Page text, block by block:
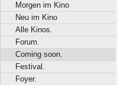
Morgen im Kino
Neu im Kino
Alle Kinos.
Forum.
Coming soon.
Festival.
Foyer.